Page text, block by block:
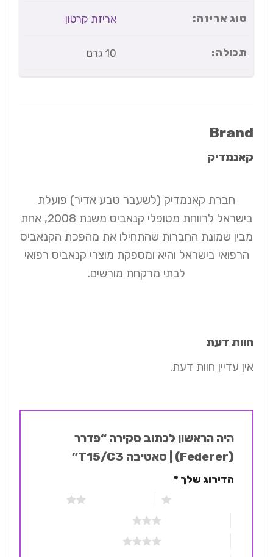
סוג אריזה: אריזת קרטון
תכולה: 10 גרם
Brand
קאנמדיק
חברת קאנמדיק (לשעבר טבע אדיר) פועלת
בישראל לרווחת מטופלי קנאביס משנת 2008, אחת
מבין שמונת החברות שהתחילו את מהפכת הקנאביס
הרפואי בישראל והיא ומספקת מוצרי קנאביס רפואי
לבתי מרקחת מורשים.
חוות דעת
אין עדיין חוות דעת.
היה הראשון לכתוב סקירה “פדרר
הדירוג שלך*
2 מתוך 5 כוכבים